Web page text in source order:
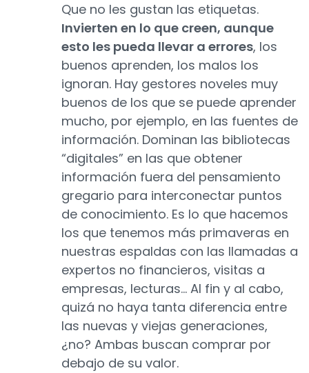
Que no les gustan las etiquetas.
Invierten en lo que creen, aunque
esto les pueda llevar a errores, los
buenos aprenden, los malos los
ignoran. Hay gestores noveles muy
buenos de los que se puede aprender
mucho, por ejemplo, en las fuentes de
información. Dominan las bibliotecas
“digitales” en las que obtener
información fuera del pensamiento
gregario para interconectar puntos
de conocimiento. Es lo que hacemos
los que tenemos más primaveras en
nuestras espaldas con las llamadas a
expertos no financieros, visitas a
empresas, lecturas… Al fin y al cabo,
quizá no haya tanta diferencia entre
las nuevas y viejas generaciones,
¿no? Ambas buscan comprar por
debajo de su valor.